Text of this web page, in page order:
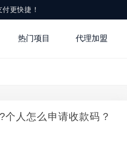
更快捷！
热门项目 代理加盟
人怎么申请收款码？